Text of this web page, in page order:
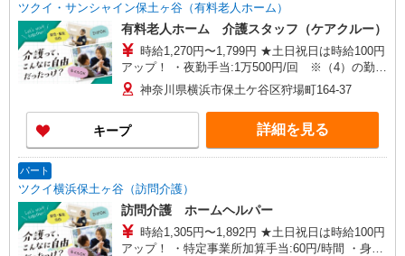
ツクイ・サンシャイン保土ヶ谷（有料老人ホーム）
有料老人ホーム 介護スタッフ（ケアクルー）
時給1,270円〜1,799円 ★土日祝日は時給100円
アップ！ ・夜勤手当:1万500円/回 ※（4）の勤務
時に支給 ※給与幅は資格・経験等による
神奈川県横浜市保土ケ谷区狩場町164-37
キープ 詳細を見る
パート
ツクイ横浜保土ヶ谷（訪問介護）
訪問介護 ホームヘルパー
時給1,305円〜1,892円 ★土日祝日は時給100円
アップ！ ・特定事業所加算手当:60円/時間 ・身体